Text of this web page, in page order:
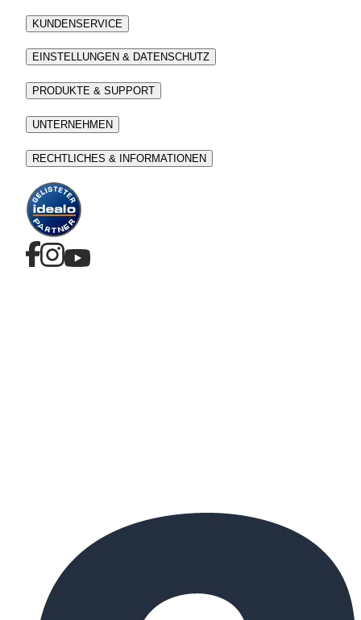
KUNDENSERVICE
EINSTELLUNGEN & DATENSCHUTZ
PRODUKTE & SUPPORT
UNTERNEHMEN
RECHTLICHES & INFORMATIONEN